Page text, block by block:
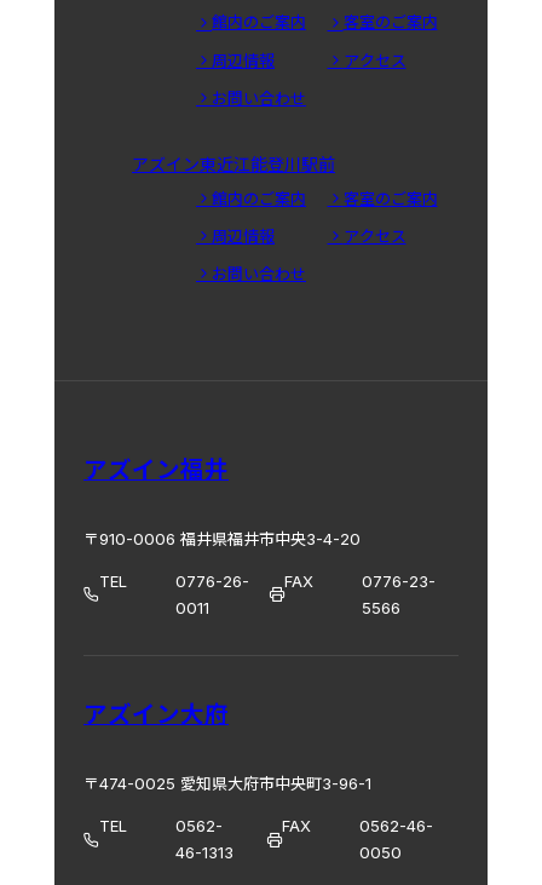
館内のご案内
客室のご案内
周辺情報
アクセス
お問い合わせ
アズイン東近江能登川駅前
館内のご案内
客室のご案内
周辺情報
アクセス
お問い合わせ
アズイン福井
〒910-0006 福井県福井市中央3-4-20
TEL
0776-26-
0011
FAX
0776-23-
5566
アズイン大府
〒474-0025 愛知県大府市中央町3-96-1
TEL
0562-
46-1313
FAX
0562-46-
0050